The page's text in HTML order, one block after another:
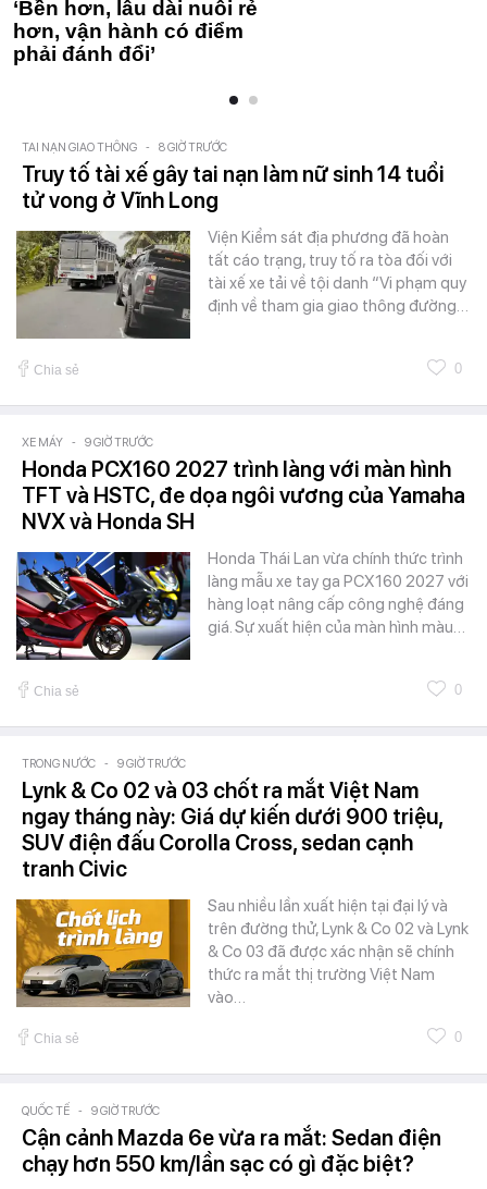
‘Bền hơn, lâu dài nuôi rẻ
hơn, vận hành có điểm
phải đánh đổi’
TAI NẠN GIAO THÔNG - 8 GIỜ TRƯỚC
Truy tố tài xế gây tai nạn làm nữ sinh 14 tuổi
tử vong ở Vĩnh Long
Viện Kiểm sát địa phương đã hoàn
tất cáo trạng, truy tố ra tòa đối với
tài xế xe tải về tội danh “Vi phạm quy
định về tham gia giao thông đường…
Chia sẻ 0
XE MÁY - 9 GIỜ TRƯỚC
Honda PCX160 2027 trình làng với màn hình
TFT và HSTC, đe dọa ngôi vương của Yamaha
NVX và Honda SH
Honda Thái Lan vừa chính thức trình
làng mẫu xe tay ga PCX160 2027 với
hàng loạt nâng cấp công nghệ đáng
giá. Sự xuất hiện của màn hình màu…
Chia sẻ 0
TRONG NƯỚC - 9 GIỜ TRƯỚC
Lynk & Co 02 và 03 chốt ra mắt Việt Nam
ngay tháng này: Giá dự kiến dưới 900 triệu,
SUV điện đấu Corolla Cross, sedan cạnh
tranh Civic
Sau nhiều lần xuất hiện tại đại lý và
trên đường thử, Lynk & Co 02 và Lynk
& Co 03 đã được xác nhận sẽ chính
thức ra mắt thị trường Việt Nam
vào…
Chia sẻ 0
QUỐC TẾ - 9 GIỜ TRƯỚC
Cận cảnh Mazda 6e vừa ra mắt: Sedan điện
chạy hơn 550 km/lần sạc có gì đặc biệt?